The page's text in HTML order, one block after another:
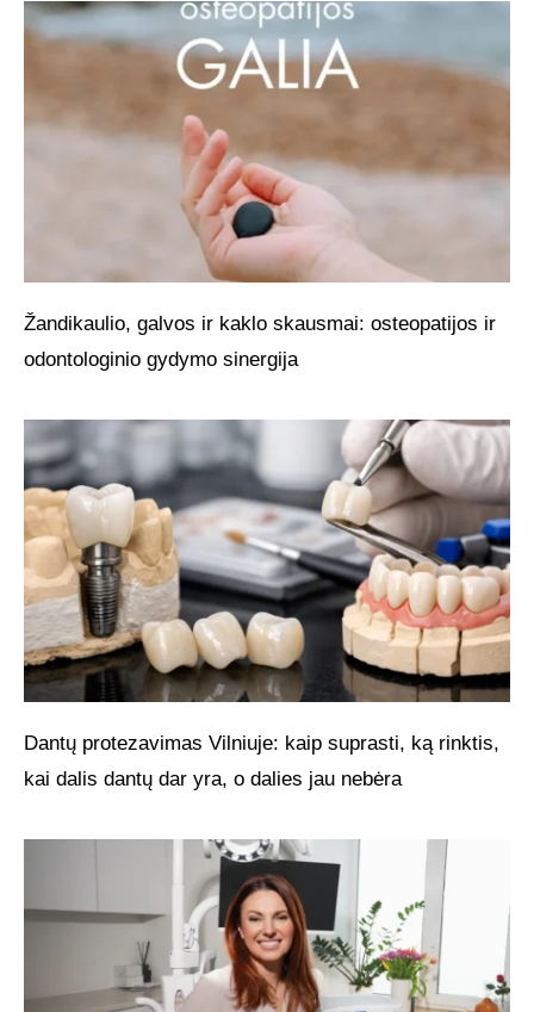
Žandikaulio, galvos ir kaklo skausmai: osteopatijos ir
odontologinio gydymo sinergija
Dantų protezavimas Vilniuje: kaip suprasti, ką rinktis,
kai dalis dantų dar yra, o dalies jau nebėra